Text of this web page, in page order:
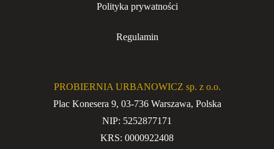
Polityka prywatności
Regulamin
PROBIERNIA URBANOWICZ sp. z o.o.
Plac Konesera 9, 03-736 Warszawa, Polska
NIP: 5252877171
KRS: 0000922408